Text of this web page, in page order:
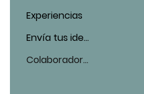
Experiencias
Envía tus ideas
Colaboradores